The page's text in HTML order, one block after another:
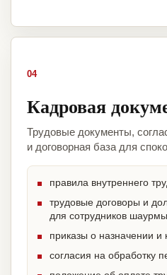
04
Кадровая
Трудовые документы,
и договорная база для
правила внутреннего
трудовые договоры и
для сотрудников шаурмы
приказы о назначении
согласия на обработку